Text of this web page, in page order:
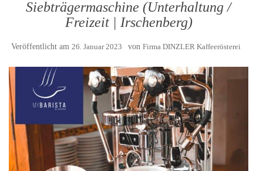
Siebträgermaschine (Unterhaltung /
Freizeit | Irschenberg)
Veröffentlicht am 26. Januar 2023 von Firma DINZLER Kaffeerösterei